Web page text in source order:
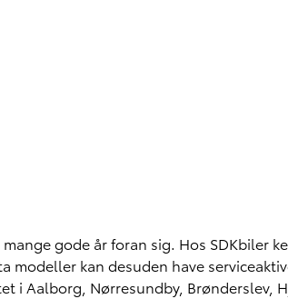
gode år foran sig. Hos SDKbiler
kan desuden have
i Aalborg, Nørresundby, Brønderslev,